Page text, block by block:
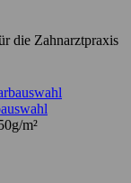
die Zahnarztpraxis
m²